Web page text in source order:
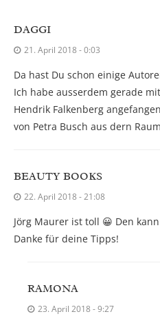
DAGGI
21. April 2018 - 0:03
Da hast Du schon einige
Ich habe ausserdem gerade
Hendrik Falkenberg
von Petra Busch aus dern
BEAUTY BOOKS
22. April 2018 - 21:08
Jörg Maurer ist toll 😀 Den
Danke für deine Tipps!
RAMONA
23. April 2018 - 9:27